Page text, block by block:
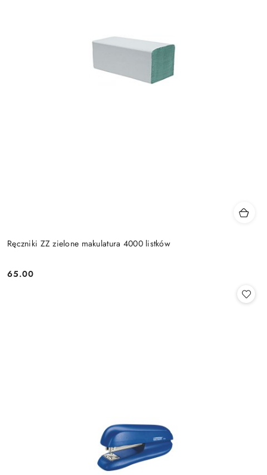
Ręczniki ZZ zielone makulatura 4000 listków
Cena:
65.00